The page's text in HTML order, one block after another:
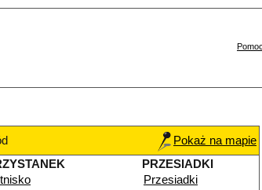
Pomoc
Pokaż na mapie
PRZESIADKI
Przesiadki